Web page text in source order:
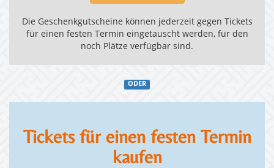
Die Geschenkgutscheine können jederzeit gegen Tickets
für einen festen Termin eingetauscht werden, für den
noch Plätze verfügbar sind.
ODER
Tickets für einen festen Termin
kaufen